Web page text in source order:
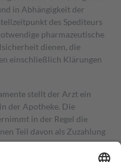
in Abhängigkeit der
des Spediteurs
pharmazeutische
dienen, die
einschließlich Klärungen
stellt der Arzt ein
der Apotheke. Die
in der Regel die
Teil davon als Zuzahlung
in Höhe von zehn